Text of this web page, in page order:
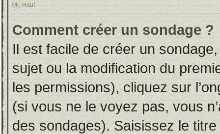
Haut
Comment créer un sondage ?
Il est facile de créer un
sujet ou la modification du
les permissions), cliquez sur
(si vous ne le voyez pas, vous
des sondages). Saisissez le